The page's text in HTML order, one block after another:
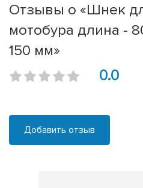
Отзывы о «Шнек
мотобура длина -
150 мм»
0.0
Добавить отзыв